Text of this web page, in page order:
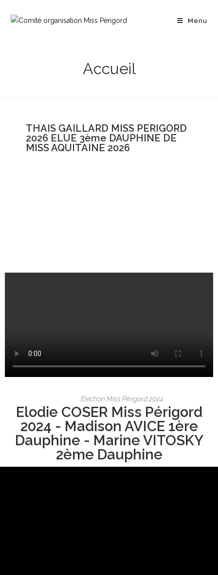
Menu
Accueil
THAIS GAILLARD MISS PERIGORD
2026 ELUE 3ème DAUPHINE DE
MISS AQUITAINE 2026
Election Miss Périgord 2024
Elodie COSER Miss Périgord
2024 - Madison AVICE 1ère
Dauphine - Marine VITOSKY
2ème Dauphine